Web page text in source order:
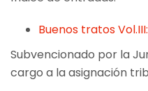
Buenos tratos
Subvencionado por la
cargo a la asignación